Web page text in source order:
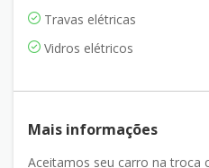
Travas elétricas
Vidros elétricos
Mais informações
Aceitamos seu carro na troca